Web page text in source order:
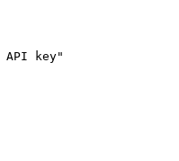
API key"